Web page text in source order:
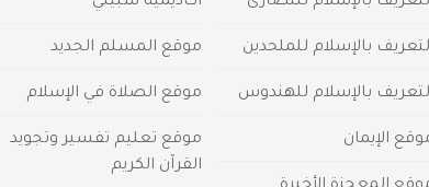
بالإسلام للملحدين
بالإسلام للهندوس
الإيمان
موقع المسلم الجديد
موقع الصلاة في الإسلام
موقع تعليم تفسير وتجويد
القرآن الكريم